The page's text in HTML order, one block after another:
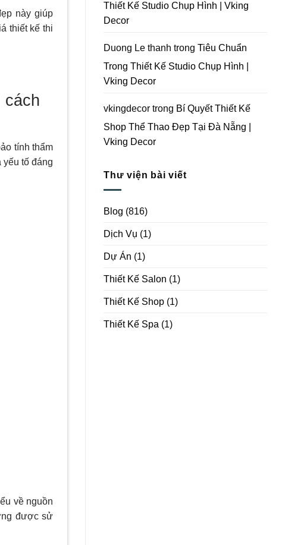
này giúp
thiết kế thi
cách
tính thẩm
tố đáng
về nguồn
được sử
Thiết Kế Studio Chụp Hình | Vking
Decor
Duong Le thanh trong Tiêu Chuẩn
Trong Thiết Kế Studio Chụp Hình |
Vking Decor
vkingdecor trong Bí Quyết Thiết Kế
Shop Thể Thao Đẹp Tại Đà Nẵng |
Vking Decor
Thư viện bài viết
Blog (816)
Dịch Vụ (1)
Dự Án (1)
Thiết Kế Salon (1)
Thiết Kế Shop (1)
Thiết Kế Spa (1)